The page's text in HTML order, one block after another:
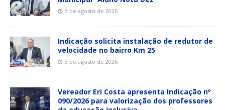
3 de agosto de 2026
Indicação solicita instalação de redutor de
velocidade no bairro Km 25
3 de agosto de 2026
Vereador Eri Costa apresenta Indicação nº
090/2026 para valorização dos professores